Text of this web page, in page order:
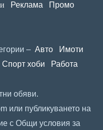
Реклама
Промо
– Авто
Имоти
Спорт хоби Работа
обяви.
или публикуването на
с Общи условия за